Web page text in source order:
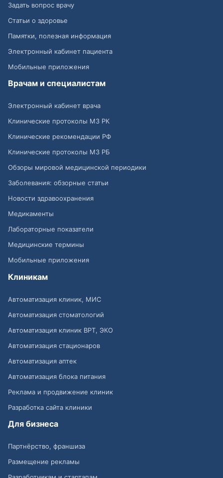
Задать вопрос врачу
Статьи о здоровье
Памятки, полезная информация
Электронный кабинет пациента
Мобильные приложения
Врачам и специалистам
Электронный кабинет врача
Клинические протоколы МЗ РК
Клинические рекомендации РФ
Клинические протоколы МЗ РБ
Обзоры мировой медицинской периодики
Заболевания: обзорные статьи
Новости здравоохранения
Медикаменты
Лабораторные показатели
Медицинские термины
Мобильные приложения
Клиникам
Автоматизация клиник, МИС
Автоматизация стоматологий
Автоматизация клиник ВРТ, ЭКО
Автоматизация стационаров
Автоматизация аптек
Автоматизация блока питания
Реклама и продвижение клиник
Разработка сайта клиники
Для бизнеса
Партнёрство, франшиза
Размещение рекламы